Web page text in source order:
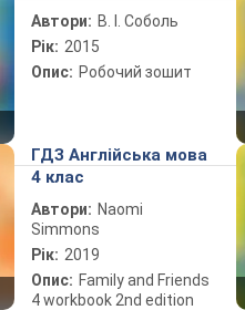
Автори: В. І. Соболь
Рік: 2015
Опис: Робочий зошит
ГДЗ Англійська мова
4 клас
Автори: Naomi
Simmons
Рік: 2019
Опис: Family and Friends
4 workbook 2nd edition